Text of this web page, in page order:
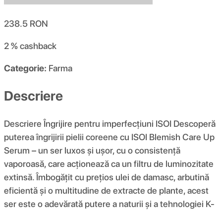
238.5 RON
2 %cashback
Categorie: Farma
Descriere
Descriere Îngrijire pentru imperfecțiuni ISOI Descoperă
puterea îngrijirii pielii coreene cu ISOI Blemish Care Up
Serum – un ser luxos și ușor, cu o consistență
vaporoasă, care acționează ca un filtru de luminozitate
extinsă. Îmbogățit cu prețios ulei de damasc, arbutină
eficientă și o multitudine de extracte de plante, acest
ser este o adevărată putere a naturii și a tehnologiei K-